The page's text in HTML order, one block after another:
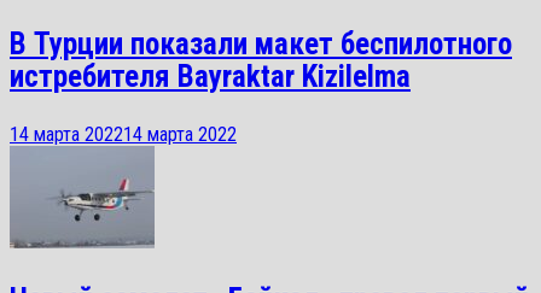
В Турции показали макет беспилотного
истребителя Bayraktar Kizilelma
14 марта 202214 марта 2022